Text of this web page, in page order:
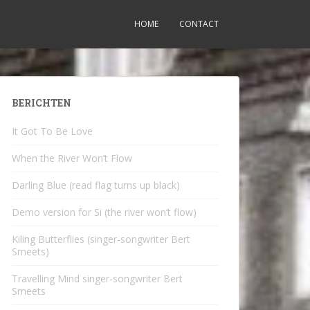
HOME CONTACT
BERICHTEN
It Got To Be Love
When the River Won’t Flow
Darling Blue (read flag turns up black)
Demo version for Si (the river won’t flow)
Kiling Butterflies (singer-songwriter Bert
Smeets)
Travelling Mind singer-songwriter Bert
Smeets